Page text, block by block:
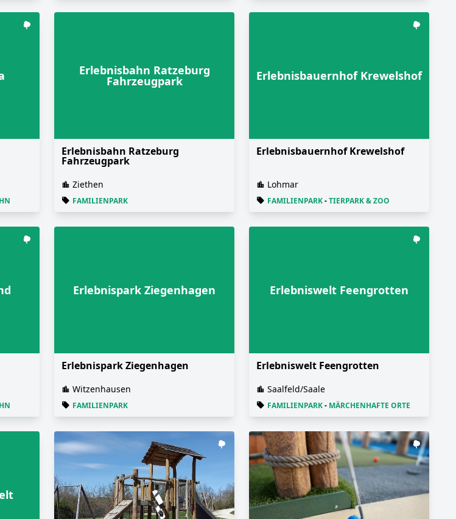
Erlebnisbahn Ratzeburg
Fahrzeugpark
Erlebnisbahn Ratzeburg
Fahrzeugpark
Ziethen
FAMILIENPARK
Erlebnisbauernhof Krewelshof
Erlebnisbauernhof Krewelshof
Lohmar
FAMILIENPARK-TIERPARK & ZOO
Erlebnispark Ziegenhagen
Erlebnispark Ziegenhagen
Witzenhausen
FAMILIENPARK
Erlebniswelt Feengrotten
Erlebniswelt Feengrotten
Saalfeld/Saale
FAMILIENPARK- MÄRCHENHAFTE ORTE